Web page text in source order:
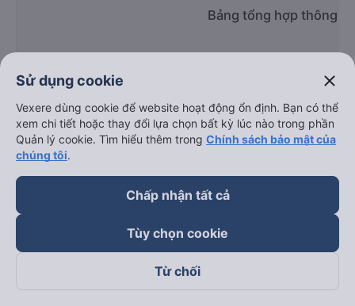
Bảng tổng hợp thông
Nhà xe
Giờ
Điểm đi
Limousine
07:00 - 21:00
Sử dụng cookie close
Vexere dùng cookie để website hoạt động ổn định. Bạn có thể
xem chi tiết hoặc thay đổi lựa chọn bất kỳ lúc nào trong phần
Quản lý cookie. Tìm hiểu thêm trong Chính sách bảo mật của
chúng tôi.
Chấp nhận tất cả
Tùy chọn cookie
Từ chối